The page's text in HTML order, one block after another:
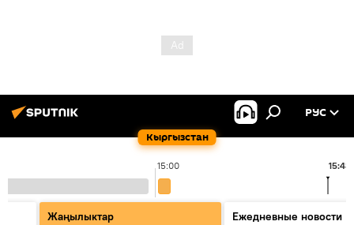
Кыргызстан
РУС
15:00 15:43
Жаңылыктар
Ежедневные новости